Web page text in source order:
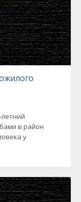
летний
в район
у